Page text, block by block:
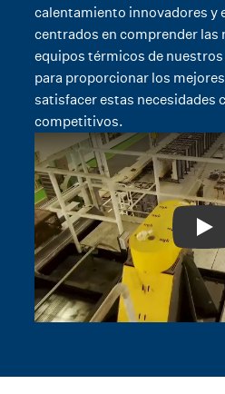
calentamiento innovadores y
centrados en comprender las
equipos térmicos de
para proporcionar los
satisfacer estas necesidades
competitivos.